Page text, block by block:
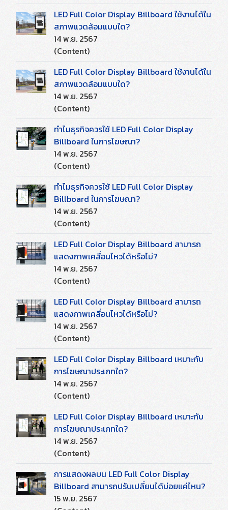
LED Full Color Display Billboard ใช้งานได้ใน
สภาพแวดล้อมแบบใด?
14 พ.ย. 2567
(Content)
LED Full Color Display Billboard ใช้งานได้ใน
สภาพแวดล้อมแบบใด?
14 พ.ย. 2567
(Content)
ทำไมธุรกิจควรใช้ LED Full Color Display
Billboard ในการโฆษณา?
14 พ.ย. 2567
(Content)
ทำไมธุรกิจควรใช้ LED Full Color Display
Billboard ในการโฆษณา?
14 พ.ย. 2567
(Content)
LED Full Color Display Billboard สามารถ
แสดงภาพเคลื่อนไหวได้หรือไม่?
14 พ.ย. 2567
(Content)
LED Full Color Display Billboard สามารถ
แสดงภาพเคลื่อนไหวได้หรือไม่?
14 พ.ย. 2567
(Content)
LED Full Color Display Billboard เหมาะกับ
การโฆษณาประเภทใด?
14 พ.ย. 2567
(Content)
LED Full Color Display Billboard เหมาะกับ
การโฆษณาประเภทใด?
14 พ.ย. 2567
(Content)
การแสดงผลบน LED Full Color Display
Billboard สามารถปรับเปลี่ยนได้บ่อยแค่ไหน?
15 พ.ย. 2567